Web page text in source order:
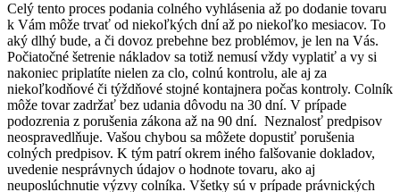
Celý tento proces podania colného vyhlásenia až po dodanie tovaru
k Vám môže trvať od niekoľkých dní až po niekoľko mesiacov. To
aký dlhý bude, a či dovoz prebehne bez problémov, je len na Vás.
Počiatočné šetrenie nákladov sa totiž nemusí vždy vyplatiť a vy si
nakoniec priplatíte nielen za clo, colnú kontrolu, ale aj za
niekoľkodňové či týždňové stojné kontajnera počas kontroly. Colník
môže tovar zadržať bez udania dôvodu na 30 dní. V prípade
podozrenia z porušenia zákona až na 90 dní. Neznalosť predpisov
neospravedlňuje. Vašou chybou sa môžete dopustiť porušenia
colných predpisov. K tým patrí okrem iného falšovanie dokladov,
uvedenie nesprávnych údajov o hodnote tovaru, ako aj
neuposlúchnutie výzvy colníka. Všetky sú v prípade právnických